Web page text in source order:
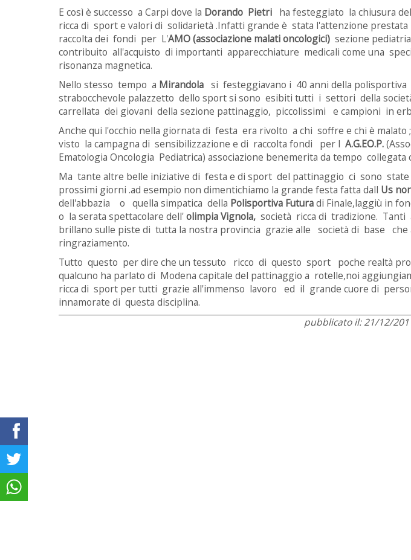
E così è successo a Carpi dove la Dorando Pietri ha festeggiato la chiusura
ricca di sport e valori di solidarietà .Infatti grande è stata l'attenzione prestata
raccolta dei fondi per L'AMO(associazione malati oncologici) sezione
contribuito all'acquisto di importanti apparecchiature medicali come una
risonanza magnetica.
Nello stesso tempo a Mirandola si festeggiavano i 40 anni della polisportiva
strabocchevole palazzetto dello sport si sono esibiti tutti i settori della
carrellata dei giovani della sezione pattinaggio, piccolissimi e campioni in
Anche qui l'occhio nella giornata di festa era rivolto a chi soffre e chi è
visto la campagna di sensibilizzazione e di raccolta fondi per l A.G.EO.P.
Ematologia Oncologia Pediatrica) associazione benemerita da tempo collegata
Ma tante altre belle iniziative di festa e di sport del pattinaggio ci sono state
prossimi giorni .ad esempio non dimentichiamo la grande festa fatta dall Us
dell'abbazia
o quella simpatica della Polisportiva Futuradi Finale,laggiù in
o la serata spettacolare dell'olimpia Vignola, società ricca di tradizione.
brillano sulle piste di tutta la nostra provincia grazie alle società di base che
ringraziamento.
Tutto questo per dire che un tessuto ricco di questo sport poche realtà
qualcuno ha parlato di Modena capitale del pattinaggio a rotelle,noi
ricca di sport per tutti grazie all'immenso lavoro ed il grande cuore di
innamorate di questa disciplina.
pubblicato il: 21/12/